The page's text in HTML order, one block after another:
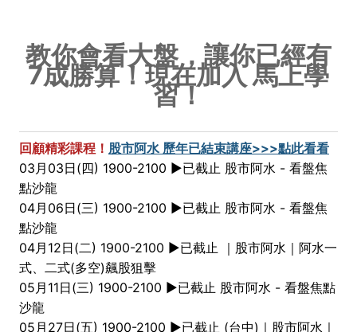
教你會看大盤，讓你已經有
7成勝算！現在加入 馬上學
習！
回顧精彩課程！ 股市阿水 歷年已結束講座>>>點此看看
03月03日(四) 1900-2100 ►已截止 股市阿水 - 看盤焦
點沙龍
04月06日(三) 1900-2100 ►已截止 股市阿水 - 看盤焦
點沙龍
04月12日(二) 1900-2100 ►已截止 ｜股市阿水｜阿水一
式、二式(多空)飆股狙擊
05月11日(三) 1900-2100 ►已截止 股市阿水 - 看盤焦點
沙龍
05月27日(五) 1900-2100 ►已截止 (台中)｜股市阿水｜